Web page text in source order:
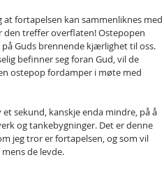
at fortapelsen kan sammenliknes med
den treffer overflaten! Ostepopen
Guds brennende kjærlighet til oss.
befinner seg foran Gud, vil de
ostepop fordamper i møte med
sekund, kanskje enda mindre, på å
og tankebygninger. Det er denne
jeg tror er fortapelsen, og som vil
de levde.